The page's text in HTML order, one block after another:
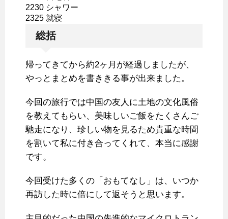
2230 シャワー
2325 就寝
総括
帰ってきてから約2ヶ月が経過しましたが、
やっとまとめを書ききる事が出来ました。
今回の旅行では中国の友人に土地の文化風俗
を教えてもらい、美味しいご飯をたくさんご
馳走になり、珍しい物を見るため貴重な時間
を割いて私に付き合ってくれて、本当に感謝
です。
今回受けた多くの「おもてなし」は、いつか
再訪した時に倍にして返そうと思います。